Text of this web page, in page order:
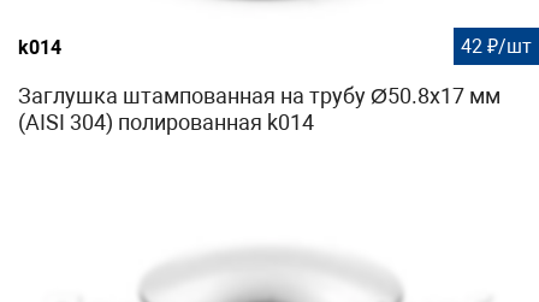
k014 42 ₽/шт
Заглушка штампованная на трубу Ø50.8х17 мм
(AISI 304) полированная k014